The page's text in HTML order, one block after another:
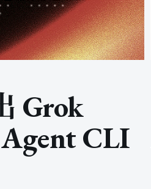
Grok
CLI